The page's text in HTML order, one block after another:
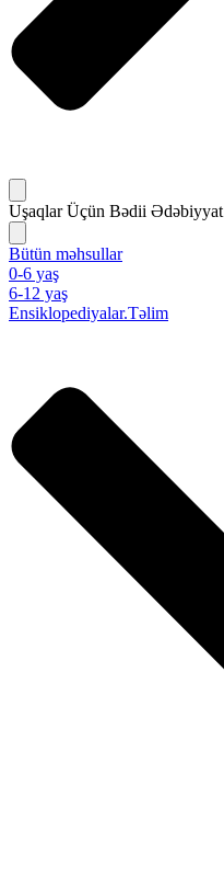
Uşaqlar Üçün Bədii Ədəbiyyat
Bütün məhsullar
0-6 yaş
6-12 yaş
Ensiklopediyalar.Təlim